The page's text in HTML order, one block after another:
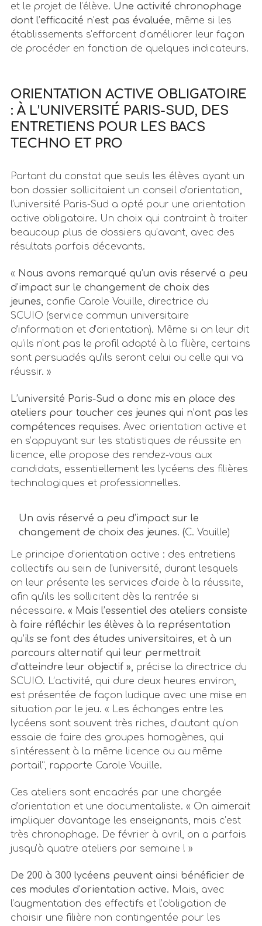
et le projet de l’élève. Une activité chronophage
dont l’efficacité n’est pas évaluée, même si les
établissements s’efforcent d’améliorer leur façon
de procéder en fonction de quelques indicateurs.
ORIENTATION ACTIVE OBLIGATOIRE
: À L’UNIVERSITÉ PARIS-SUD, DES
ENTRETIENS POUR LES BACS
TECHNO ET PRO
Partant du constat que seuls les élèves ayant un
bon dossier sollicitaient un conseil d’orientation,
l’université Paris-Sud a opté pour une orientation
active obligatoire. Un choix qui contraint à traiter
beaucoup plus de dossiers qu’avant, avec des
résultats parfois décevants.
« Nous avons remarqué qu’un avis réservé a peu
d’impact sur le changement de choix des
jeunes, confie Carole Vouille, directrice du
SCUIO (service commun universitaire
d’information et d’orientation). Même si on leur dit
qu’ils n’ont pas le profil adapté à la filière, certains
sont persuadés qu’ils seront celui ou celle qui va
réussir. »
L’université Paris-Sud a donc mis en place des
ateliers pour toucher ces jeunes qui n’ont pas les
compétences requises. Avec orientation active et
en s’appuyant sur les statistiques de réussite en
licence, elle propose des rendez-vous aux
candidats, essentiellement les lycéens des filières
technologiques et professionnelles.
Un avis réservé a peu d’impact sur le
changement de choix des jeunes. (C. Vouille)
Le principe d’orientation active : des entretiens
collectifs au sein de l’université, durant lesquels
on leur présente les services d’aide à la réussite,
afin qu’ils les sollicitent dès la rentrée si
nécessaire. « Mais l’essentiel des ateliers consiste
à faire réfléchir les élèves à la représentation
qu’ils se font des études universitaires, et à un
parcours alternatif qui leur permettrait
d’atteindre leur objectif », précise la directrice du
SCUIO. L’activité, qui dure deux heures environ,
est présentée de façon ludique avec une mise en
situation par le jeu. « Les échanges entre les
lycéens sont souvent très riches, d’autant qu’on
essaie de faire des groupes homogènes, qui
s’intéressent à la même licence ou au même
portail”, rapporte Carole Vouille.
Ces ateliers sont encadrés par une chargée
d’orientation et une documentaliste. « On aimerait
impliquer davantage les enseignants, mais c’est
très chronophage. De février à avril, on a parfois
jusqu’à quatre ateliers par semaine ! »
De 200 à 300 lycéens peuvent ainsi bénéficier de
ces modules d’orientation active. Mais, avec
l’augmentation des effectifs et l’obligation de
choisir une filière non contingentée pour les